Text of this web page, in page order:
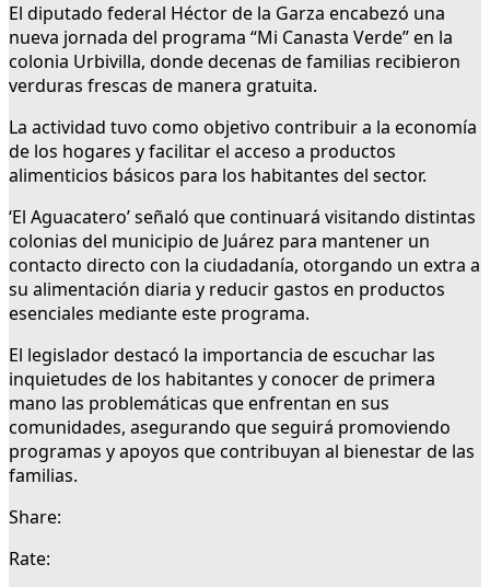
El diputado federal Héctor de la Garza encabezó una
nueva jornada del programa “Mi Canasta Verde” en la
colonia Urbivilla, donde decenas de familias recibieron
verduras frescas de manera gratuita.
La actividad tuvo como objetivo contribuir a la economía
de los hogares y facilitar el acceso a productos
alimenticios básicos para los habitantes del sector.
‘El Aguacatero’ señaló que continuará visitando distintas
colonias del municipio de Juárez para mantener un
contacto directo con la ciudadanía, otorgando un extra a
su alimentación diaria y reducir gastos en productos
esenciales mediante este programa.
El legislador destacó la importancia de escuchar las
inquietudes de los habitantes y conocer de primera
mano las problemáticas que enfrentan en sus
comunidades, asegurando que seguirá promoviendo
programas y apoyos que contribuyan al bienestar de las
familias.
Share:
Rate: